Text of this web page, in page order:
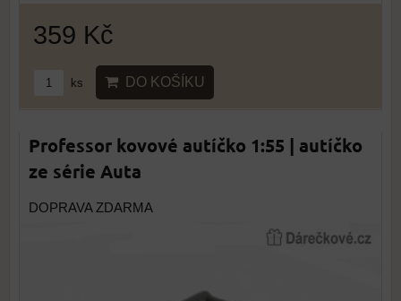
359 Kč
ks DO KOŠÍKU
Professor kovové autíčko 1:55 | autíčko
ze série Auta
DOPRAVA ZDARMA